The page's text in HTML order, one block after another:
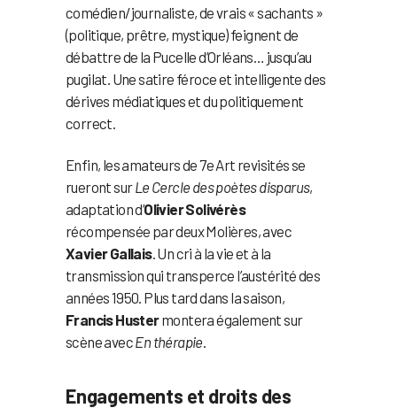
comédien/journaliste, de vrais « sachants »
(politique, prêtre, mystique) feignent de
débattre de la Pucelle d’Orléans… jusqu’au
pugilat. Une satire féroce et intelligente des
dérives médiatiques et du politiquement
correct.
Enfin, les amateurs de 7e Art revisités se
rueront surLe Cercle des poètes disparus,
adaptation d’Olivier Solivérès
récompensée par deux Molières, avec
Xavier Gallais. Un cri à la vie et à la
transmission qui transperce l’austérité des
années 1950. Plus tard dans la saison,
Francis Hustermontera également sur
scène avecEn thérapie
Engagements et droits des